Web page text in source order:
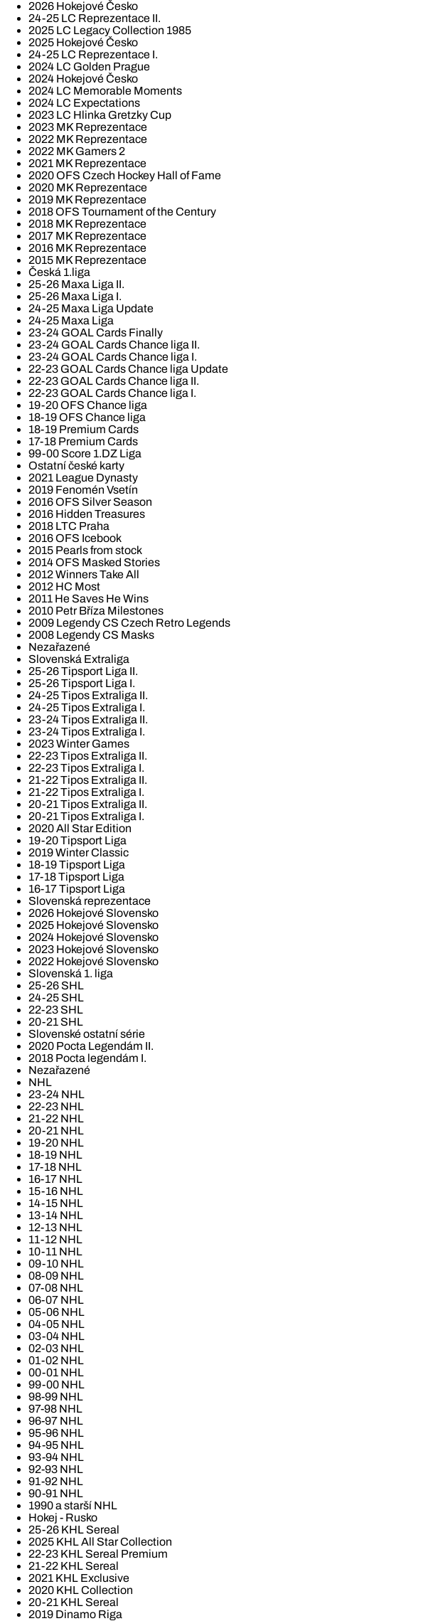
2026 Hokejové Česko
24-25 LC Reprezentace II.
2025 LC Legacy Collection 1985
2025 Hokejové Česko
24-25 LC Reprezentace I.
2024 LC Golden Prague
2024 Hokejové Česko
2024 LC Memorable Moments
2024 LC Expectations
2023 LC Hlinka Gretzky Cup
2023 MK Reprezentace
2022 MK Reprezentace
2022 MK Gamers 2
2021 MK Reprezentace
2020 OFS Czech Hockey Hall of Fame
2020 MK Reprezentace
2019 MK Reprezentace
2018 OFS Tournament of the Century
2018 MK Reprezentace
2017 MK Reprezentace
2016 MK Reprezentace
2015 MK Reprezentace
Česká 1.liga
25-26 Maxa Liga II.
25-26 Maxa Liga I.
24-25 Maxa Liga Update
24-25 Maxa Liga
23-24 GOAL Cards Finally
23-24 GOAL Cards Chance liga II.
23-24 GOAL Cards Chance liga I.
22-23 GOAL Cards Chance liga Update
22-23 GOAL Cards Chance liga II.
22-23 GOAL Cards Chance liga I.
19-20 OFS Chance liga
18-19 OFS Chance liga
18-19 Premium Cards
17-18 Premium Cards
99-00 Score 1.DZ Liga
Ostatní české karty
2021 League Dynasty
2019 Fenomén Vsetín
2016 OFS Silver Season
2016 Hidden Treasures
2018 LTC Praha
2016 OFS Icebook
2015 Pearls from stock
2014 OFS Masked Stories
2012 Winners Take All
2012 HC Most
2011 He Saves He Wins
2010 Petr Bříza Milestones
2009 Legendy CS Czech Retro Legends
2008 Legendy CS Masks
Nezařazené
Slovenská Extraliga
25-26 Tipsport Liga II.
25-26 Tipsport Liga I.
24-25 Tipos Extraliga II.
24-25 Tipos Extraliga I.
23-24 Tipos Extraliga II.
23-24 Tipos Extraliga I.
2023 Winter Games
22-23 Tipos Extraliga II.
22-23 Tipos Extraliga I.
21-22 Tipos Extraliga II.
21-22 Tipos Extraliga I.
20-21 Tipos Extraliga II.
20-21 Tipos Extraliga I.
2020 All Star Edition
19-20 Tipsport Liga
2019 Winter Classic
18-19 Tipsport Liga
17-18 Tipsport Liga
16-17 Tipsport Liga
Slovenská reprezentace
2026 Hokejové Slovensko
2025 Hokejové Slovensko
2024 Hokejové Slovensko
2023 Hokejové Slovensko
2022 Hokejové Slovensko
Slovenská 1. liga
25-26 SHL
24-25 SHL
22-23 SHL
20-21 SHL
Slovenské ostatní série
2020 Pocta Legendám II.
2018 Pocta legendám I.
Nezařazené
NHL
23-24 NHL
22-23 NHL
21-22 NHL
20-21 NHL
19-20 NHL
18-19 NHL
17-18 NHL
16-17 NHL
15-16 NHL
14-15 NHL
13-14 NHL
12-13 NHL
11-12 NHL
10-11 NHL
09-10 NHL
08-09 NHL
07-08 NHL
06-07 NHL
05-06 NHL
04-05 NHL
03-04 NHL
02-03 NHL
01-02 NHL
00-01 NHL
99-00 NHL
98-99 NHL
97-98 NHL
96-97 NHL
95-96 NHL
94-95 NHL
93-94 NHL
92-93 NHL
91-92 NHL
90-91 NHL
1990 a starší NHL
Hokej - Rusko
25-26 KHL Sereal
2025 KHL All Star Collection
22-23 KHL Sereal Premium
21-22 KHL Sereal
2021 KHL Exclusive
2020 KHL Collection
20-21 KHL Sereal
2019 Dinamo Riga